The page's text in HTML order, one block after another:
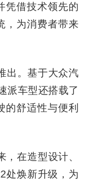
凭借技术领先的
，为消费者带来
。基于大众汽
派车型还搭载了
的舒适性与便利
在造型设计、
处焕新升级，为